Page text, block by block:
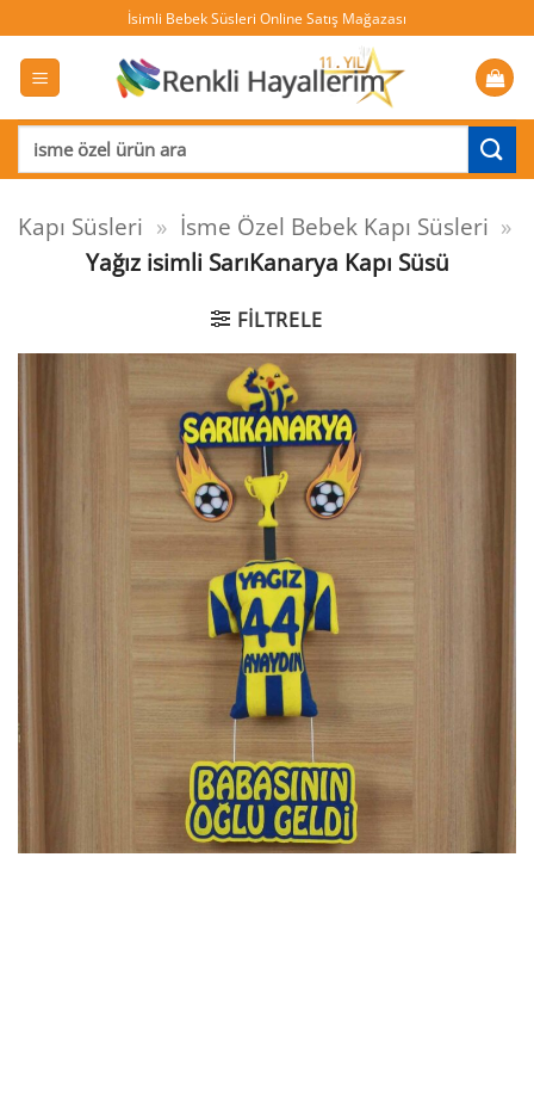
atla
İsimli Bebek Süsleri Online Satış Mağazası
Ara:
Kapı Süsleri » İsme Özel Bebek Kapı Süsleri »
Yağız isimli SarıKanarya Kapı Süsü
FILTRELE